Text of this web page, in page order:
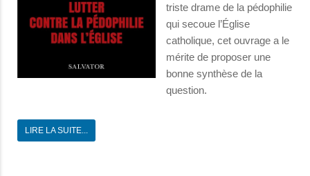
triste drame de la pédophilie
qui secoue l’Église
catholique, cet ouvrage a le
mérite de proposer une
bonne synthèse de la
question.
LIRE LA SUITE...